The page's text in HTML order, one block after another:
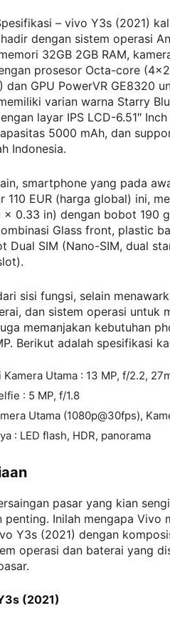
– vivo Y3s (2021)
dengan sistem operasi
32GB 2GB RAM,
prosesor Octa-core
dan GPU PowerVR GE8320
varian warna Starry
layar IPS LCD-6.51″
5000 mAh, dan
Indonesia.
smartphone yang pada
110 EUR (harga global) ini,
0.33 in) dengan bobot 190
Glass front, plastic
Dual SIM (Nano-SIM, dual
sisi fungsi, selain
dan sistem operasi untuk
memanjakan kebutuhan
Berikut adalah spesifikasi
Kamera Utama : 13 MP, f/2.2,
: 5 MP, f/1.8
Utama (1080p@30fps),
: LED flash, HDR, panorama
pasar yang kian
penting. Inilah mengapa Vivo
Y3s (2021) dengan
operasi dan baterai yang
(2021)